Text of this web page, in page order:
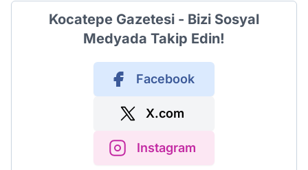
Kocatepe Gazetesi - Bizi Sosyal
Medyada Takip Edin!
Facebook
X.com
Instagram